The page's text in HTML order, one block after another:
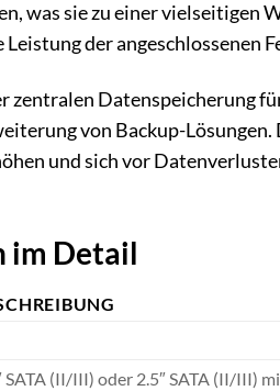
was sie zu einer vielseitigen
der angeschlossenen
zentralen Datenspeicherung
von Backup-
und sich vor
im Detail
SATA (II/III) oder 2.5″ SATA (II/III)